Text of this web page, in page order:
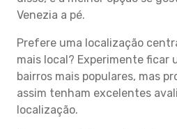
Venezia a pé.
Prefere uma localização
mais local? Experimente ficar
bairros mais populares, mas
assim tenham excelentes
localização.